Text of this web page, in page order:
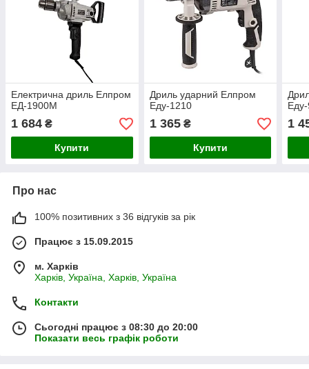
Електрична дриль Елпром
ЕД-1900М
1 684 ₴
Купити
Дриль ударний Елпром
Еду-1210
1 365₴
Купити
1
Про нас
100% позитивних з 36 відгуків за рік
Працює з 15.09.2015
м. Харків
Харків, Україна, Харків, Україна
Контакти
Сьогодні працює з 08:30 до 20:00
Показати весь графік роботи